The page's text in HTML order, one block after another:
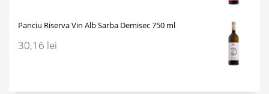
Panciu Riserva Vin Alb Sarba Demisec 750 ml
30,16 lei